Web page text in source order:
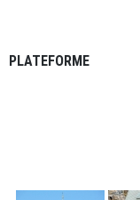
PLATEFORME